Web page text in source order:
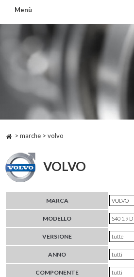
Menù
> marche > volvo
VOLVO
MARCA
MODELLO
VERSIONE
ANNO
COMPONENTE